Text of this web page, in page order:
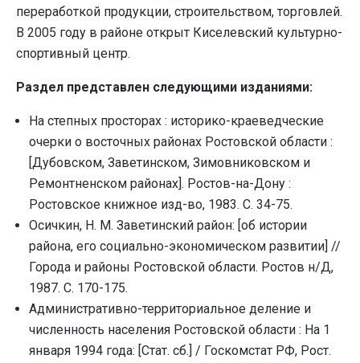
переработкой продукции, строительством, торговлей.
В 2005 году в районе открыт Киселевский культурно-
спортивный центр.
Раздел представлен следующими изданиями:
На степных просторах : историко-краеведческие
очерки о восточных районах Ростовской области :
[Дубовском, Заветинском, Зимовниковcком и
Ремонтненском районах]. Ростов-на-Дону :
Ростовское книжное изд-во, 1983. С. 34-75.
Осичкин, Н. М. Заветинский район: [об истории
района, его социально-экономическом развитии] //
Города и районы Ростовской области. Ростов н/Д,
1987. С. 170-175.
Административно-территориальное деление и
численность населения Ростовской области : На 1
января 1994 года: [Стат. сб.] / Госкомстат РФ, Рост.